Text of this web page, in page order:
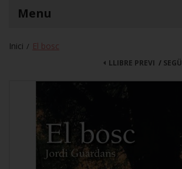
Menu
Inici / El bosc
LLIBRE PREVI /